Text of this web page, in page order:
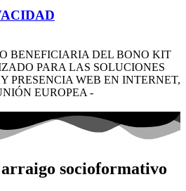
BENEFICIARIA DEL BONO KIT
PARA LAS SOLUCIONES
PRESENCIA WEB EN INTERNET,
EUROPEA -
arraigo socioformativo